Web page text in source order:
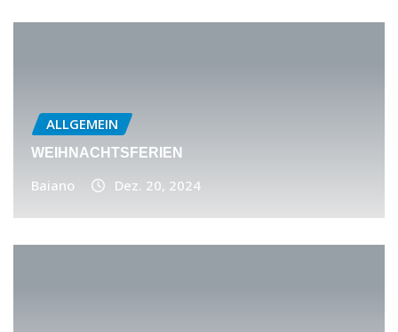
ALLGEMEIN
WEIHNACHTSFERIEN
Baiano Dez. 20, 2024